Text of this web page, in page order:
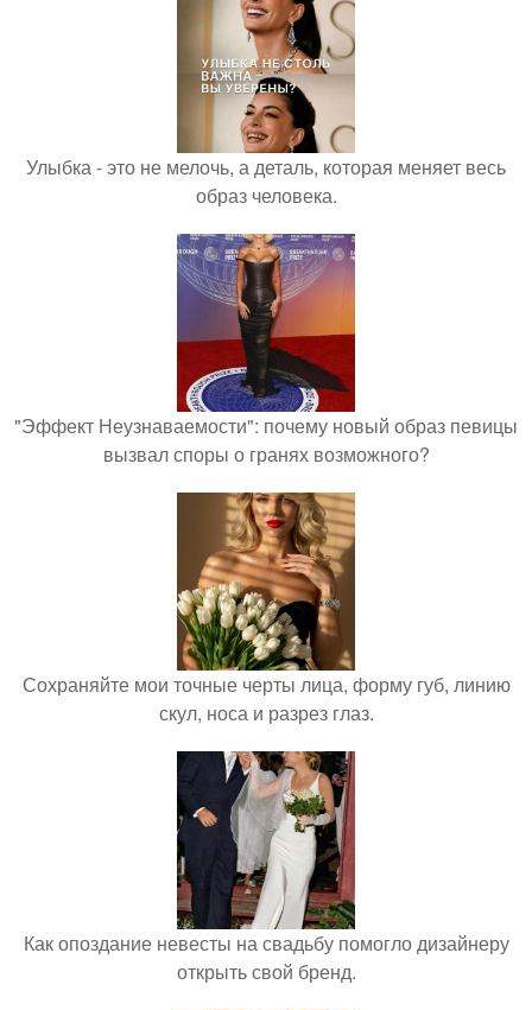
Улыбка - это не мелочь, а деталь, которая меняет весь
образ человека.
"Эффект Неузнаваемости": почему новый образ певицы
вызвал споры о гранях возможного?
Сохраняйте мои точные черты лица, форму губ, линию
скул, носа и разрез глаз.
Как опоздание невесты на свадьбу помогло дизайнеру
открыть свой бренд.